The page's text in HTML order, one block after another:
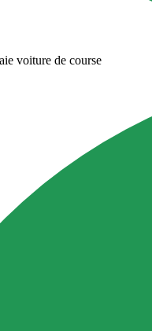
voiture de course